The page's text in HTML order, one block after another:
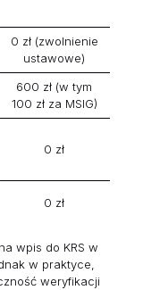
0 zł (zwolnienie
ustawowe)
600 zł (w tym
100 zł za MSIG)
0 zł
0 zł
wpis do KRS w
w praktyce,
weryfikacji